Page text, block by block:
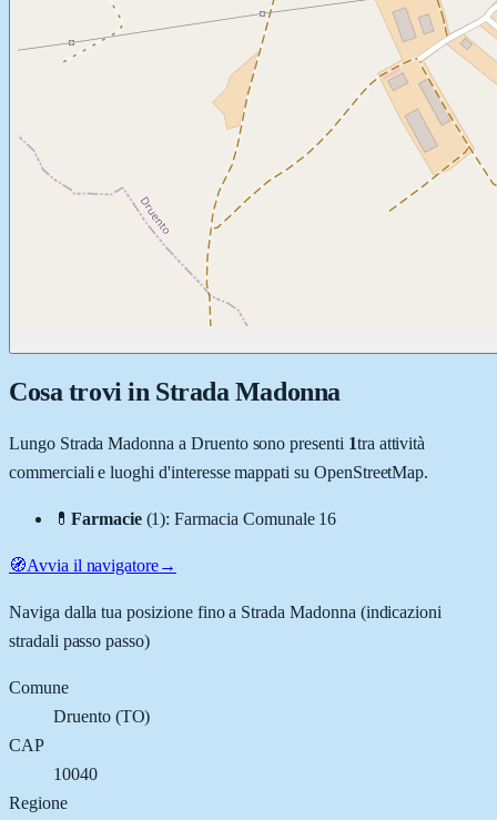
Cosa trovi in Strada Madonna
Lungo Strada Madonna a Druentosono presenti 1tra attività
commerciali e luoghi d'interesse mappati su OpenStreetMap.
💊 Farmacie (1):Farmacia Comunale 16
🧭Avvia il navigatore→
Naviga dalla tua posizione fino a Strada Madonna (indicazioni
stradali passo passo)
Comune
Druento(TO)
CAP
10040
Regione